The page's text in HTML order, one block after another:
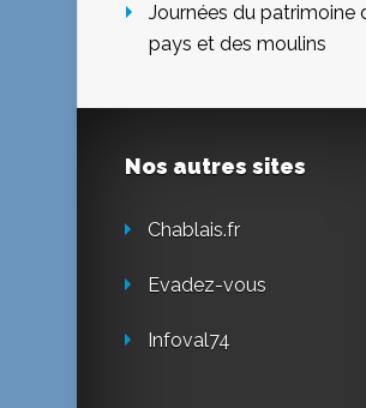
Journées du patrimoine
pays et des moulins
Nos autres sites
Chablais.fr
Evadez-vous
Infoval74